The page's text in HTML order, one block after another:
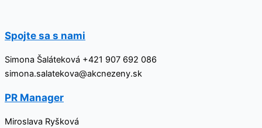
obsah
Spojte sa s nami
Simona Šaláteková +421 907 692 086
simona.salatekova@akcnezeny.sk
PR Manager
Miroslava Ryšková